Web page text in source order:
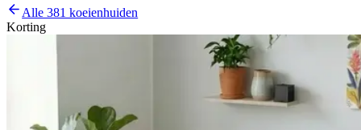
Alle 381 koeienhuiden
Korting